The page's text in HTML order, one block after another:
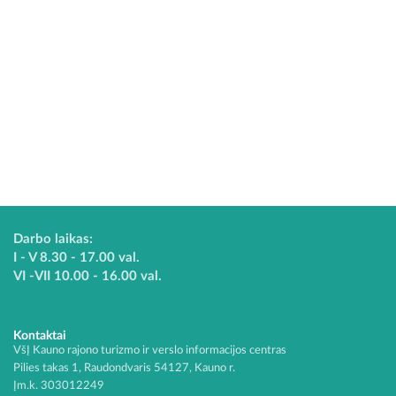
Darbo laikas:
I - V 8.30 - 17.00 val.
VI -VII 10.00 - 16.00 val.
Kontaktai
VšĮ Kauno rajono turizmo ir verslo informacijos centras
Pilies takas 1, Raudondvaris 54127, Kauno r.
Įm.k. 303012249